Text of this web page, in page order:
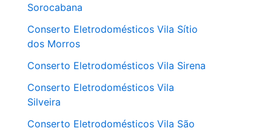
Sorocabana
Conserto Eletrodomésticos Vila Sítio
dos Morros
Conserto Eletrodomésticos Vila Sirena
Conserto Eletrodomésticos Vila
Silveira
Conserto Eletrodomésticos Vila São